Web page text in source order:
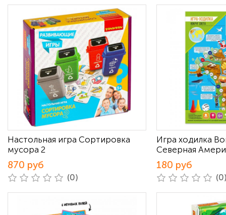
Настольная игра Сортировка
мусора 2
870 руб
(0)
Игра ходилка
Северная
180 руб